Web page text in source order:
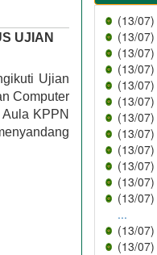
UJIAN
Ujian
Computer
KPPN
(13/07)
(13/07)
(13/07)
(13/07)
(13/07)
(13/07)
(13/07)
(13/07)
(13/07)
(13/07)
(13/07)
(13/07)
...
(13/07)
(13/07)